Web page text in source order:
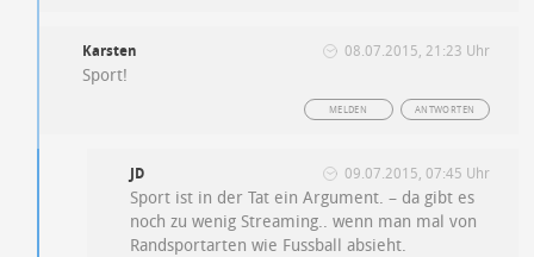
Karsten 08.07.2015, 21:23 Uhr
Sport!
ANTWORTEN
MELDEN
JD 09.07.2015, 07:45 Uhr
Sport ist in der Tat ein Argument. – da gibt es
noch zu wenig Streaming.. wenn man mal von
Randsportarten wie Fussball absieht.